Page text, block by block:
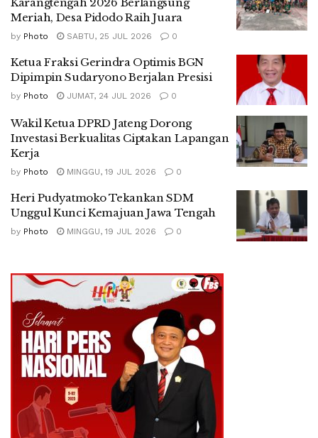
Meriah, Desa Pidodo Raih Juara
by Photo SABTU, 25 JUL 2026 0
Ketua Fraksi Gerindra Optimis BGN
Dipimpin Sudaryono Berjalan Presisi
by Photo JUMAT, 24 JUL 2026 0
Wakil Ketua DPRD Jateng Dorong
Investasi Berkualitas Ciptakan Lapangan
Kerja
by Photo MINGGU, 19 JUL 2026 0
Heri Pudyatmoko Tekankan SDM
Unggul Kunci Kemajuan Jawa Tengah
by Photo MINGGU, 19 JUL 2026 0